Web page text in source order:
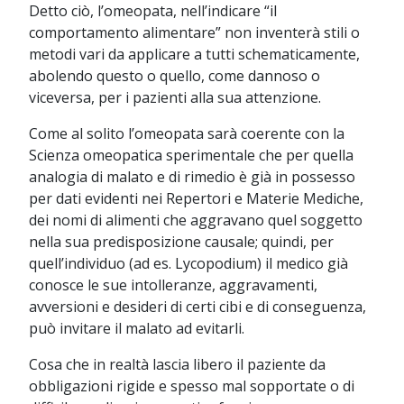
Detto ciò, l’omeopata, nell’indicare “il
comportamento alimentare” non inventerà stili o
metodi vari da applicare a tutti schematicamente,
abolendo questo o quello, come dannoso o
viceversa, per i pazienti alla sua attenzione.
Come al solito l’omeopata sarà coerente con la
Scienza omeopatica sperimentale che per quella
analogia di malato e di rimedio è già in possesso
per dati evidenti nei Repertori e Materie Mediche,
dei nomi di alimenti che aggravano quel soggetto
nella sua predisposizione causale; quindi, per
quell’individuo (ad es. Lycopodium) il medico già
conosce le sue intolleranze, aggravamenti,
avversioni e desideri di certi cibi e di conseguenza,
può invitare il malato ad evitarli.
Cosa che in realtà lascia libero il paziente da
obbligazioni rigide e spesso mal sopportate o di